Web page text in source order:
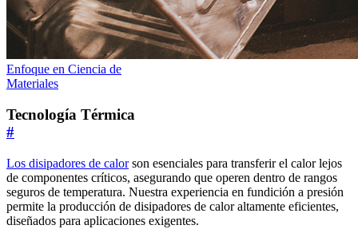
Enfoque en Ciencia de
Materiales
Tecnología Térmica
#
Los disipadores de calorson esenciales para transferir el calor lejos
de componentes críticos, asegurando que operen dentro de rangos
seguros de temperatura. Nuestra experiencia en fundición a presión
permite la producción de disipadores de calor altamente eficientes,
diseñados para aplicaciones exigentes.